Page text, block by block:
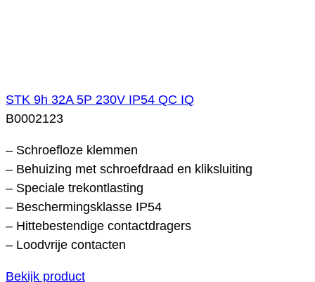
STK 9h 32A 5P 230V IP54 QC IQ
B0002123
– Schroefloze klemmen
– Behuizing met schroefdraad en kliksluiting
– Speciale trekontlasting
– Beschermingsklasse IP54
– Hittebestendige contactdragers
– Loodvrije contacten
Bekijk product